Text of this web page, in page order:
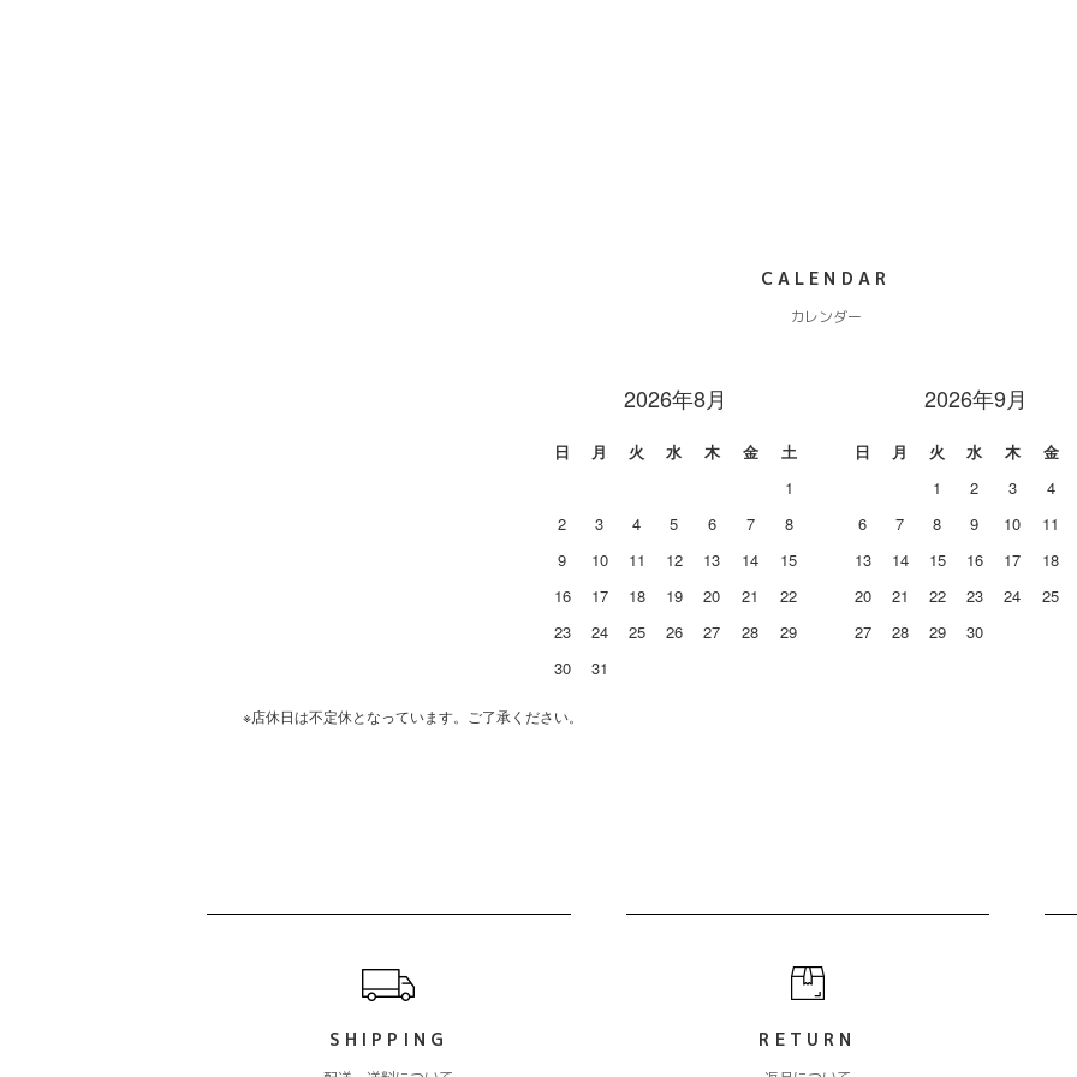
CALENDAR
カレンダー
2026年8月
日 月 火 水 木 金
土
1
2
3 4 5 6 7
8
9
10 11 12 13 14
15
16
17 18 19 20 21
22
23
24 25 26 27 28
29
30
31
2026年9月
日 月 火 水 木 金
1
2 3 4
6
7 8 9 10 11
13
14 15 16 17 18
20
21 22 23 24 25
27
28 29 30
※店休日は不定休となっています。ご了承ください。
SHIPPING RETURN